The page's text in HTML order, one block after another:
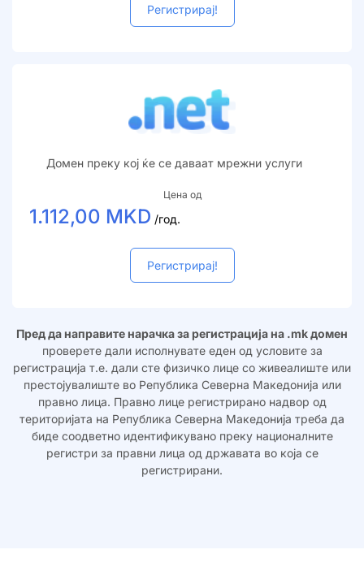
Регистрирај!
Домен преку кој ќе се даваат мрежни услуги
Цена од
1.112,00 MKD /год.
Регистрирај!
Пред да направите нарачка за регистрација на .mk домен
проверете дали исполнувате еден од условите за
регистрација т.е. дали сте физичко лице со живеалиште или
престојувалиште во Република Северна Македонија или
правно лица. Правно лице регистрирано надвор од
територијата на Република Северна Македонија треба да
биде соодветно идентификувано преку националните
регистри за правни лица од државата во која се
регистрирани.